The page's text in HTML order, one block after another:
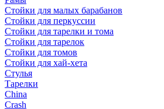
Стойки для малых барабанов
Стойки для перкуссии
Стойки для тарелки и тома
Стойки для тарелок
Стойки для томов
Стойки для хай-хета
Стулья
Тарелки
China
Crash